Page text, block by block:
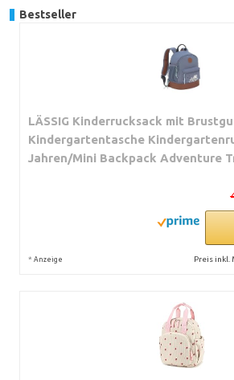
Bestseller
LÄSSIG Kinderrucksack mit
Kindergartentasche
Jahren/Mini Backpack Adventure
* Anzeige Preis inkl.